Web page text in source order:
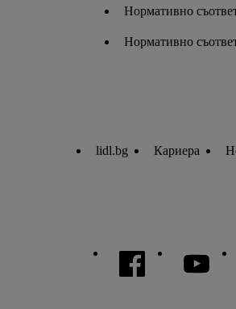
Нормативно
Нормативно
lidl.bg Кариера